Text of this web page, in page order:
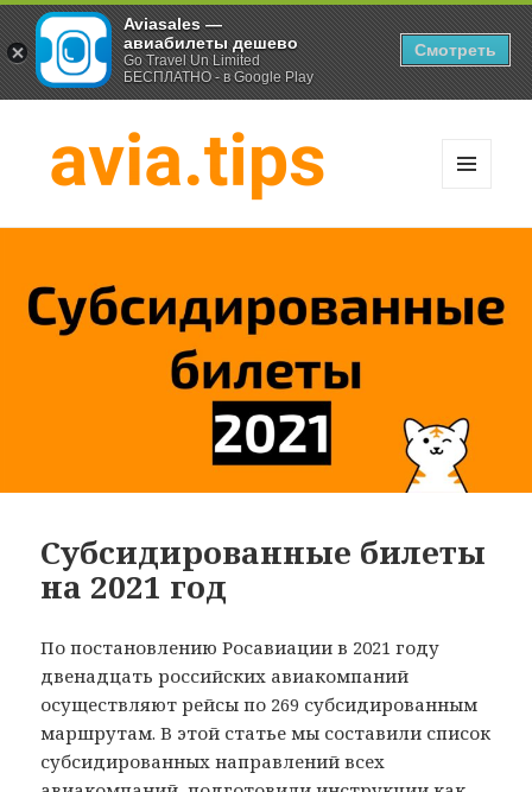
путешественников
Субсидированные билеты
на 2021 год
По постановлению Росавиации в 2021 году
двенадцать российских авиакомпаний
осуществляют рейсы по 269 субсидированным
маршрутам. В этой статье мы составили список
субсидированных направлений всех
Aviasales —
авиабилеты дешево
Go Travel Un Limited
БЕСПЛАТНО - в Google Play
Смотреть